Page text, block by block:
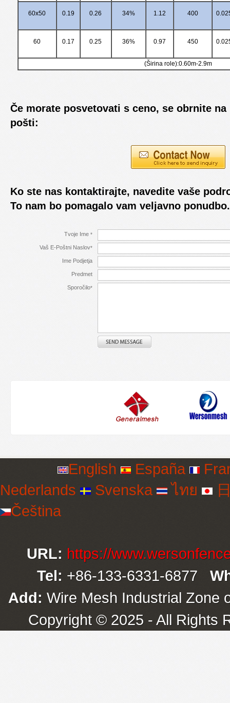
60x50 0.19 0.26 34% 1.12 400
60 0.17 0.25 36% 0.97 450
(Širina role):0.60m-2.9m
Če morate posvetovati s ceno, se obrnite
pošti:
Ko ste nas kontaktirajte, navedite vaše
To nam bo pomagalo vam veljavno ponudbo.
Tvoje Ime *
Vaš E-Poštni Naslov*
Ime Podjetja
Predmet
Sporočilo*
English España
Nederlands
Svenska ไทย
Čeština
URL: https://
Tel: +86-133-6331-6877
Add: Wire Mesh Industrial Zone
Copyright © 2025 - All Rights